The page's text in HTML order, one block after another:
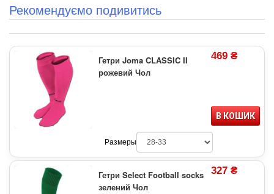
Рекомендуємо подивитись
Гетри Joma CLASSIC II
рожевий Чол
469 ₴
В КОШИК
Размеры
Гетри Select Football socks
зелений Чол
327 ₴